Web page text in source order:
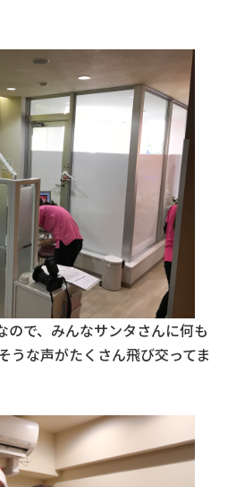
ので、みんなサンタさんに何も
うな声がたくさん飛び交ってま